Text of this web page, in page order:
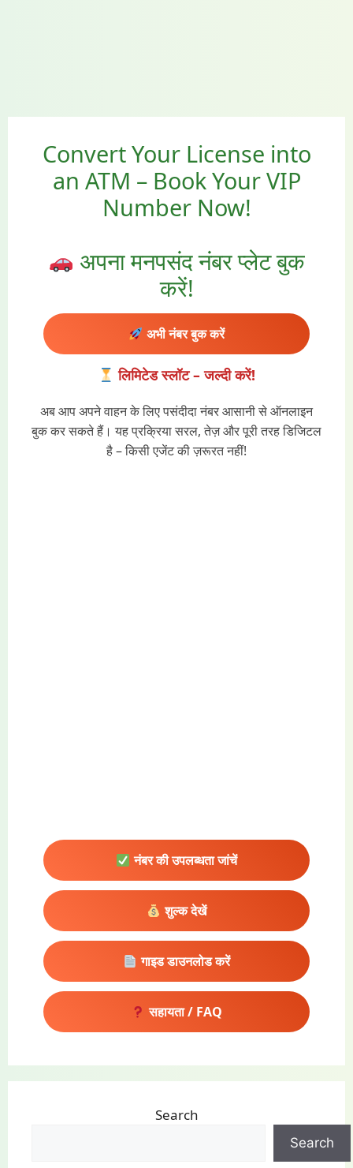
Convert Your License into
an ATM – Book Your VIP
Number Now!
अपना मनपसंद नंबर प्लेट बुक
करें!
अभी नंबर बुक करें
लिमिटेड स्लॉट – जल्दी करें!
अब आप अपने वाहन के लिए पसंदीदा नंबर आसानी से ऑनलाइन
बुक कर सकते हैं। यह प्रक्रिया सरल, तेज़ और पूरी तरह डिजिटल
है – किसी एजेंट की ज़रूरत नहीं!
नंबर की उपलब्धता जांचें
शुल्क देखें
गाइड डाउनलोड करें
सहायता / FAQ
Search
Search